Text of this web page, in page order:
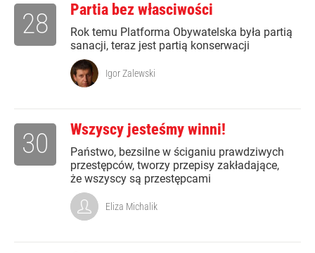
Partia bez własciwości
Rok temu Platforma Obywatelska była partią
sanacji, teraz jest partią konserwacji
28
Igor Zalewski
Wszyscy jesteśmy winni!
Państwo, bezsilne w ściganiu prawdziwych
przestępców, tworzy przepisy zakładające,
że wszyscy są przestępcami
30
Eliza Michalik